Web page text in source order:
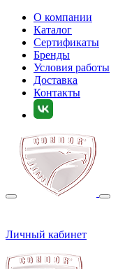
О компании
Каталог
Сертификаты
Бренды
Условия работы
Доставка
Контакты
Личный кабинет